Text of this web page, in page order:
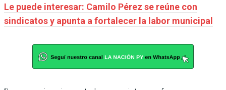
Le puede interesar: Camilo Pérez se reúne con
sindicatos y apunta a fortalecer la labor municipal